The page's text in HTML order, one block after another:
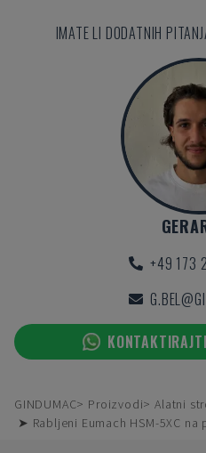
IMATE LI DODATNIH
+49 173
GINDUMAC Proizvodi
Alatni
➤ Rabljeni Eumach HSM-5XC